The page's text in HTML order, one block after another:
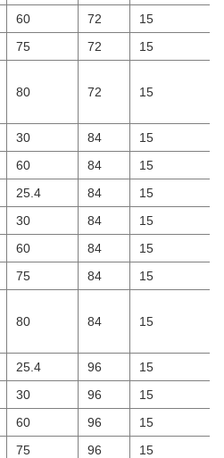
60 72 15
75 72 15
80 72 15
30 84
15
60 84 15
25.4 84
15
30 84
15
60 84 15
75 84 15
80 84 15
25.4 96
15
30 96
15
60 96 15
75 96 15